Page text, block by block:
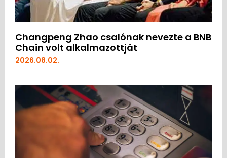
Changpeng Zhao csalónak nevezte a BNB
Chain volt alkalmazottját
2026.08.02.